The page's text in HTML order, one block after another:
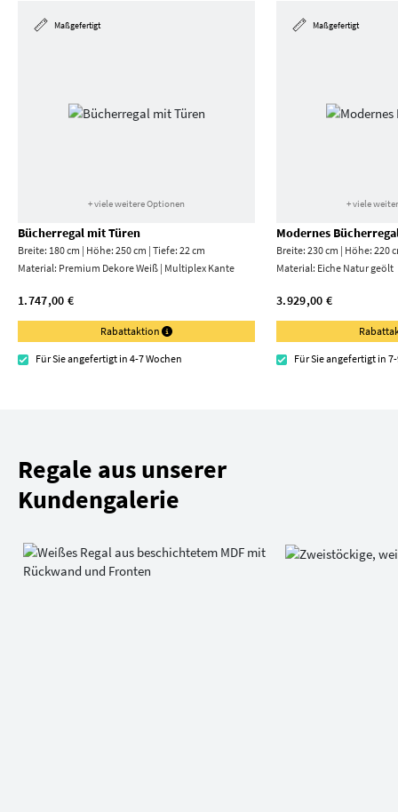
Maßgefertigt
+ viele weitere Optionen
Bücherregal mit Türen
Breite: 180 cm | Höhe: 250 cm | Tiefe: 22 cm
Material: Premium Dekore Weiß | Multiplex Kante
1.747,00 €
Rabattaktion
Für Sie angefertigt in 4-7 Wochen
Maßgefertigt
+ viele
Modernes
Breite: 230 cm | Höhe: 220
Material: Eiche Natur geölt
3.929,00 €
Für Sie angefertigt in
Regale aus unserer
Kundengalerie